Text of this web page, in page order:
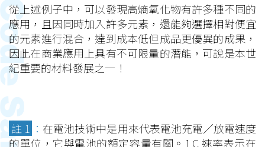
從上述例子中，可以發現高熵氧化物有許多種不同的
應用，且因同時加入許多元素，還能夠選擇相對便宜
的元素進行混合，達到成本低但成品更優異的成果，
因此在商業應用上具有不可限量的潛能，可說是本世
紀重要的材料發展之一！
註 1 ： 在電池技術中是用來代表電池充電／放電速度
的單位，它與電池的額定容量有關。1 C 速率表示在